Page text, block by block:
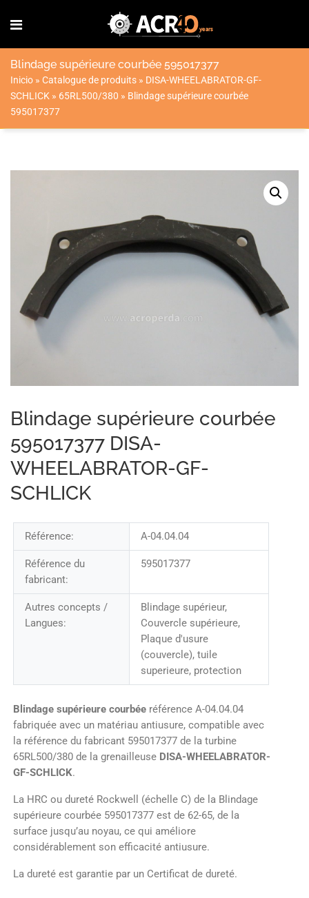
Blindage supérieure courbée 595017377
Inicio » Catalogue de produits » DISA-WHEELABRATOR-GF-
SCHLICK » 65RL500/380 » Blindage supérieure courbée
595017377
Blindage supérieure courbée
595017377 DISA-
WHEELABRATOR-GF-
SCHLICK
Référence: A-04.04.04
Référence du
fabricant:
595017377
Autres concepts /
Langues:
Blindage supérieur,
Couvercle supérieure,
Plaque d'usure
(couvercle), tuile
superieure, protection
Blindage supérieure courbée référence A-04.04.04
fabriquée avec un matériau antiusure, compatible avec
la référence du fabricant 595017377 de la turbine
65RL500/380 de la grenailleuse DISA-WHEELABRATOR-
GF-SCHLICK.
La HRC ou dureté Rockwell (échelle C) de la Blindage
supérieure courbée 595017377 est de 62-65, de la
surface jusqu’au noyau, ce qui améliore
considérablement son efficacité antiusure.
La dureté est garantie par un Certificat de dureté.